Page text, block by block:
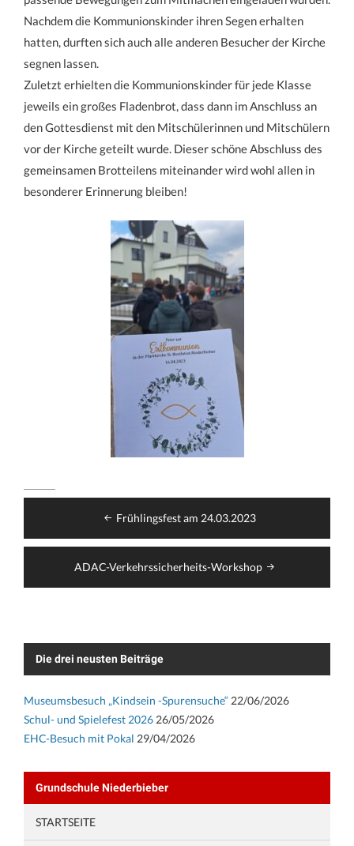
Nachdem die Kommunionskinder ihren Segen erhalten
hatten, durften sich auch alle anderen Besucher der Kirche
segnen lassen.
Zuletzt erhielten die Kommunionskinder für jede Klasse
jeweils ein großes Fladenbrot, dass dann im Anschluss an
den Gottesdienst mit den Mitschülerinnen und Mitschülern
vor der Kirche geteilt wurde. Dieser schöne Abschluss des
gemeinsamen Brotteilens miteinander wird wohl allen in
besonderer Erinnerung bleiben!
Frühlingsfest am 24.03.2023
ADAC-Verkehrssicherheits-Workshop
Die drei neusten Beiträge
Museumsbesuch „Kindsein -Spurensuche“ 22/06/2026
Schul- und Spielefest 2026 26/05/2026
EHC-Besuch mit Pokal 29/04/2026
Grundschule Niederbieber
STARTSEITE